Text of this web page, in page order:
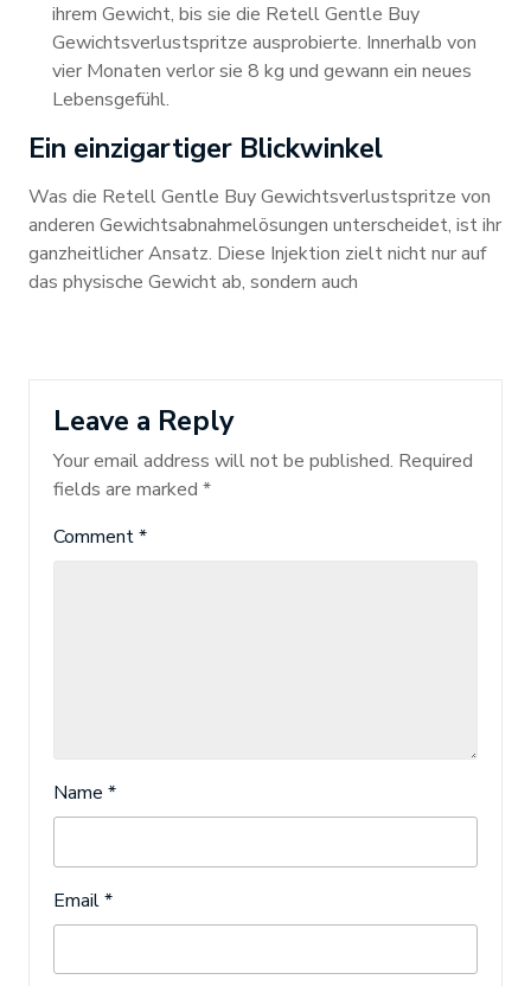
ihrem Gewicht, bis sie die Retell Gentle Buy
Gewichtsverlustspritze ausprobierte. Innerhalb von
vier Monaten verlor sie 8 kg und gewann ein neues
Lebensgefühl.
Ein einzigartiger Blickwinkel
Was die Retell Gentle Buy Gewichtsverlustspritze von
anderen Gewichtsabnahmelösungen unterscheidet, ist ihr
ganzheitlicher Ansatz. Diese Injektion zielt nicht nur auf
das physische Gewicht ab, sondern auch
Leave a Reply
Your email address will not be published. Required
fields are marked *
Comment*
Name *
Email*